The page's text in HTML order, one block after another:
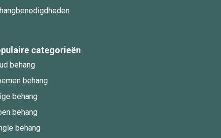
categorieën
behang
behang
behang
behang
behang